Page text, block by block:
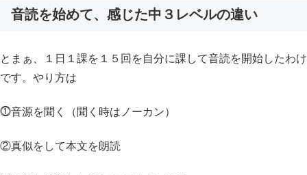
音読を始めて、感じた中３レベルの違い
とまぁ、１日１課を１５回を自分に課して音読を開始したわけ
です。やり方は
⓵音源を聞く（聞く時はノーカン）
②真似をして本文を朗読